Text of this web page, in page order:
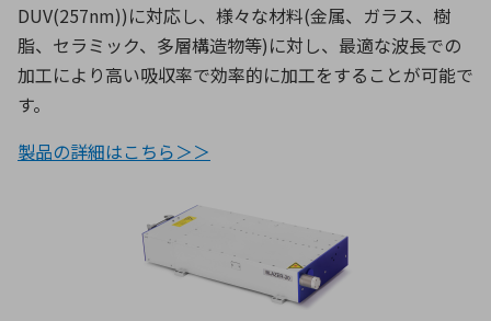
DUV(257nm))に対応し、様々な材料(金属、ガラス、樹
脂、セラミック、多層構造物等)に対し、最適な波長での
加工により高い吸収率で効率的に加工をすることが可能で
す。
製品の詳細はこちら＞＞